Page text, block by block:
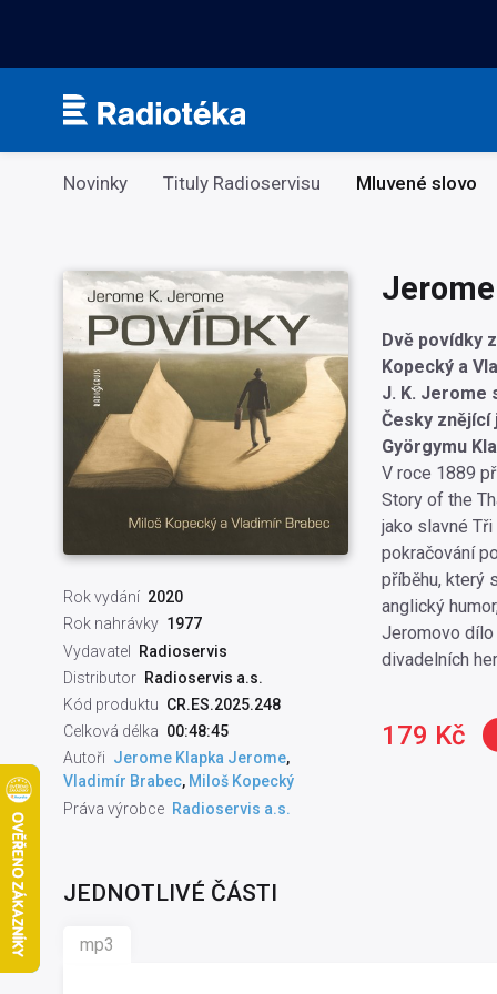
Kategorie
Novinky Tituly Radioservisu Mluvené slovo
Rok vydání 2020
Rok nahrávky 1977
Vydavatel
Radioservis
Distributor Radioservis a.s.
Kód produktu CR.ES.2025.248
Celková délka 00:48:45
Autoři Jerome Klapka Jerome,
Vladimír Brabec, Miloš Kopecký
Práva výrobce Radioservis a.s.
Dvě povídky
Kopecký a
J. K. Jerome
Česky
Györgymu
V roce 1889
Story of the
jako slavné
pokračování
příběhu, který
anglický
Jeromovo dílo
divadelních
179 Kč
JEDNOTLIVÉ ČÁSTI
mp3